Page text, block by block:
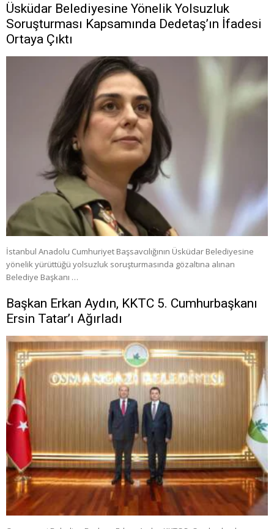
Üsküdar Belediyesine Yönelik Yolsuzluk
Soruşturması Kapsamında Dedetaş’ın İfadesi
Ortaya Çıktı
İstanbul Anadolu Cumhuriyet Başsavcılığının Üsküdar Belediyesine
yönelik yürüttüğü yolsuzluk soruşturmasında gözaltına alınan
Belediye Başkanı …
Başkan Erkan Aydın, KKTC 5. Cumhurbaşkanı
Ersin Tatar’ı Ağırladı